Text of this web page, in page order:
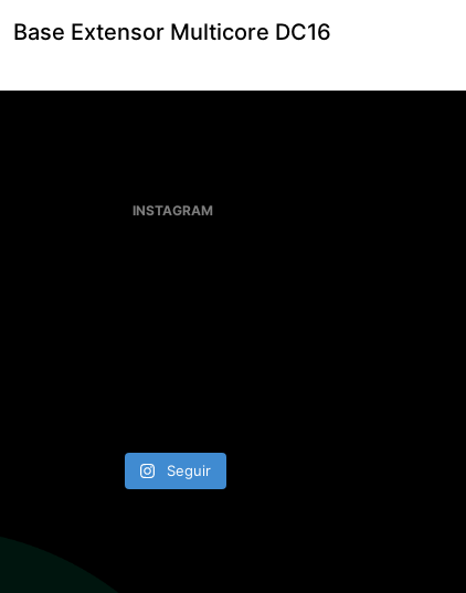
Base Extensor Multicore DC16
INSTAGRAM
Seguir